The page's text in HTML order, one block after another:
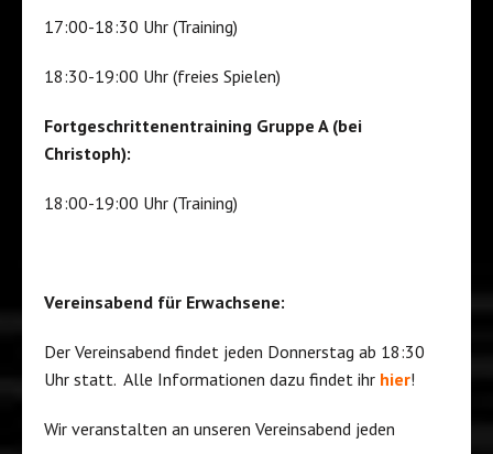
17:00-18:30 Uhr (Training)
18:30-19:00 Uhr (freies Spielen)
Fortgeschrittenentraining Gruppe A (bei
Christoph):
18:00-19:00 Uhr (Training)
Vereinsabend für Erwachsene:
Der Vereinsabend findet jeden Donnerstag ab 18:30
Uhr statt. Alle Informationen dazu findet ihr hier!
Wir veranstalten an unseren Vereinsabend jeden